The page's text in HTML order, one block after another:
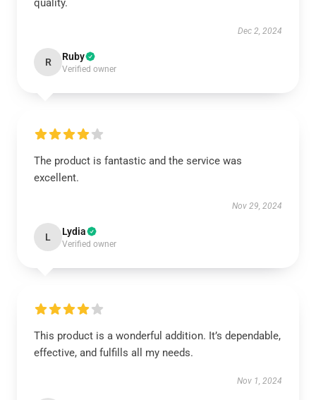
quality.
Dec 2, 2024
R Ruby
Verified owner
The product is fantastic and the service was
excellent.
Nov 29, 2024
L Lydia
Verified owner
This product is a wonderful addition. It’s dependable,
effective, and fulfills all my needs.
Nov 1, 2024